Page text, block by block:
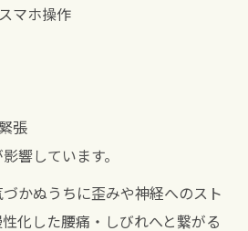
マホ操作
張
響しています。
かぬうちに歪みや神経へのスト
化した腰痛・しびれへと繋がる